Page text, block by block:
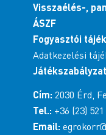
Visszaélés-,
ÁSZF
Fogyasztói
Adatkezelési
Játékszabályzat
Cím: 2030 Érd,
Tel.: +36 (23)
Email: